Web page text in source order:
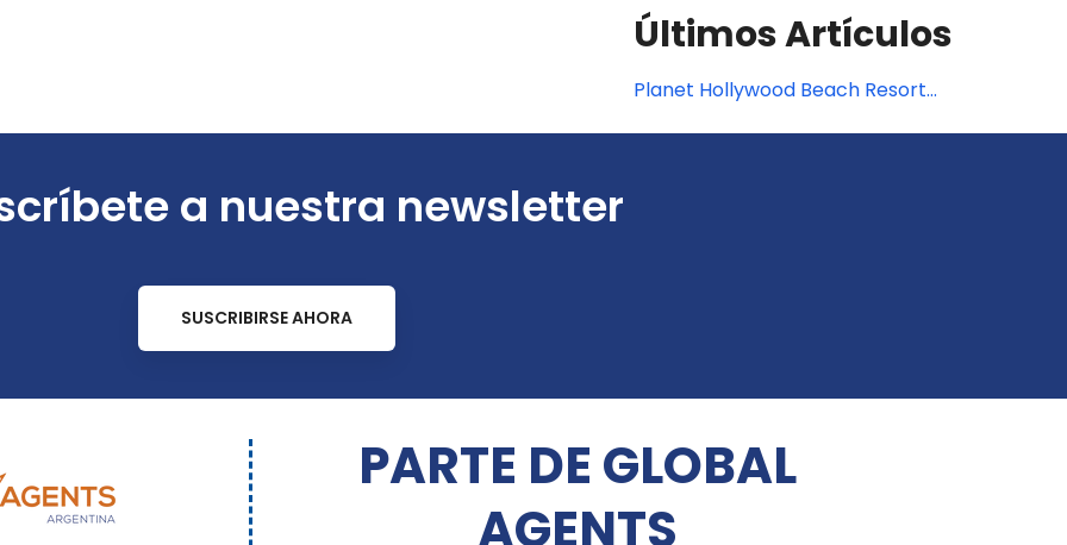
Últimos Artículos
Planet Hollywood Beach Resort
a nuestra newsletter
SUSCRIBIRSE AHORA
PARTE DE GLOBAL
AGENTS